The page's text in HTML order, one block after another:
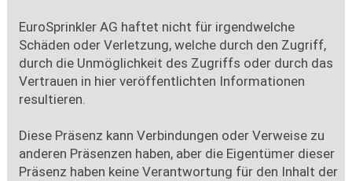
EuroSprinkler AG haftet nicht für irgendwelche
Schäden oder Verletzung, welche durch den Zugriff,
durch die Unmöglichkeit des Zugriffs oder durch das
Vertrauen in hier veröffentlichten Informationen
resultieren.
Diese Präsenz kann Verbindungen oder Verweise zu
anderen Präsenzen haben, aber die Eigentümer dieser
Präsenz haben keine Verantwortung für den Inhalt der